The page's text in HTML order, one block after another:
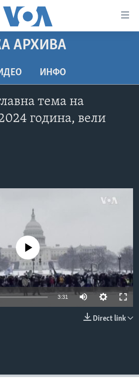
- АРХИВА
- АРХИВА
АРХИВА
ИНФО
тема на
година, вели
source currently available
3:31
Direct link